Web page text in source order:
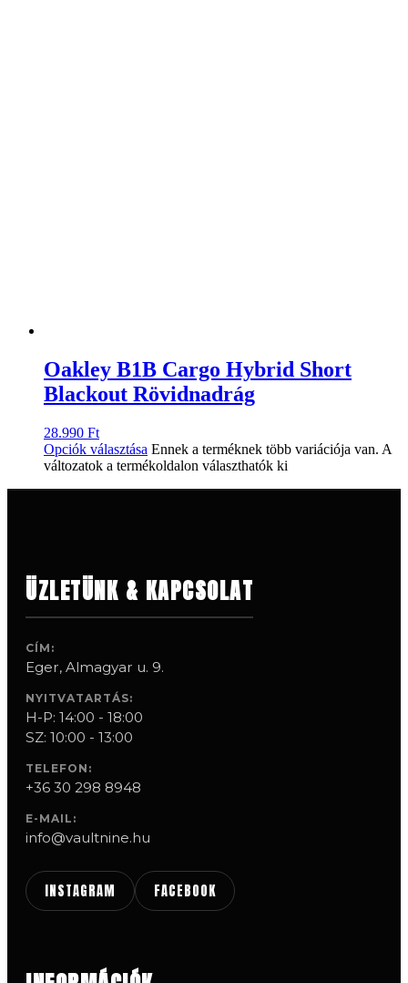
Oakley B1B Cargo Hybrid Short
Blackout Rövidnadrág
28.990 Ft
Opciók választása Ennek a terméknek több variációja van. A
változatok a termékoldalon választhatók ki
ÜZLETÜNK & KAPCSOLAT
CÍM:
Eger, Almagyar u. 9.
NYITVATARTÁS:
H-P: 14:00 - 18:00
SZ: 10:00 - 13:00
TELEFON:
+36 30 298 8948
E-MAIL:
info@vaultnine.hu
INSTAGRAM FACEBOOK